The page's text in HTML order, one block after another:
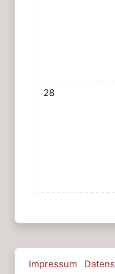
Keine Termine,
28
Impressum